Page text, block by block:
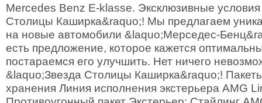
Mercedes Benz E-klasse. Эксклюзивные
Столицы Каширка&raquo;! Мы предлагаем
на новые автомобили &laquo;Мерседес-
есть предложение, которое кажется
постараемся его улучшить. Нет ничего
&laquo;Звезда Столицы Каширка&raquo;!
хранения Линия исполнения экстерьера AMG